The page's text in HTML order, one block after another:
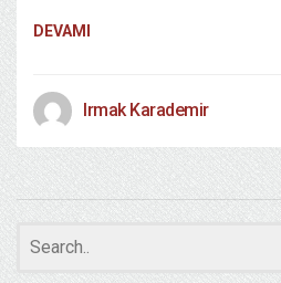
DEVAMI
Irmak Karademir